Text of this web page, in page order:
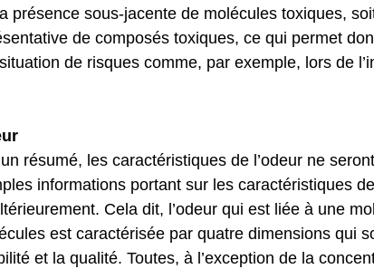
présence sous-jacente de molécules toxiques,
de composés toxiques, ce qui permet
de risques comme, par exemple, lors de
résumé, les caractéristiques de l’odeur ne seront
informations portant sur les caractéristiques
Cela dit, l’odeur qui est liée à une
est caractérisée par quatre dimensions qui
et la qualité. Toutes, à l’exception de la